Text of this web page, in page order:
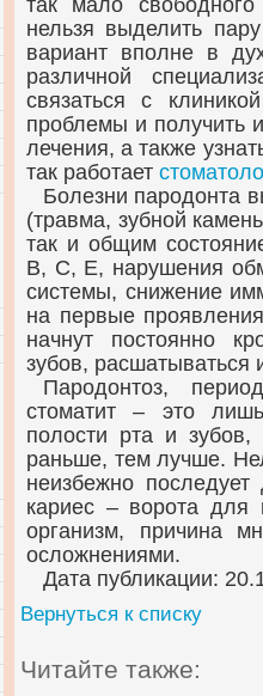
так мало
нельзя выделить
вариант вполне в
различной
связаться с
проблемы и получить
лечения, а также
так работает
Болезни пародонта
(травма, зубной
так и общим
В, С, Е, нарушения
системы, снижение
на первые
начнут постоянно
зубов, расшатываться
Пародонтоз,
стоматит – это
полости рта и
раньше, тем лучше.
неизбежно
кариес – ворота для
организм, причина
осложнениями.
Дата публикации:
Вернуться к списку
Читайте также: